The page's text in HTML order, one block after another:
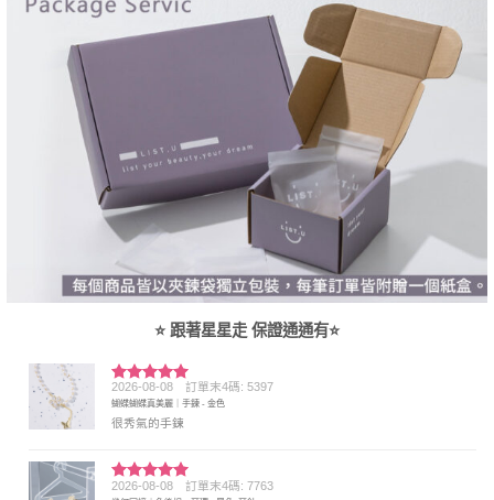
⭐ 跟著星星走 保證通通有⭐
評分5 滿
分 5
2026-08-08 訂單末4碼: 5397
蝴蝶蝴蝶真美麗｜手鍊 - 金色
很秀氣的手鍊
評分5 滿
2026-08-08 訂單末4碼: 7763